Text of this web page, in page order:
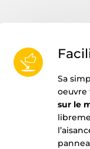
Sa
oeuvre
sur le